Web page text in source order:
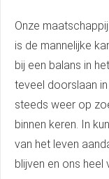
Onze
is de mannelijke
bij een balans in
teveel doorslaan
steeds weer op
binnen keren. In
van het leven
blijven en ons heel